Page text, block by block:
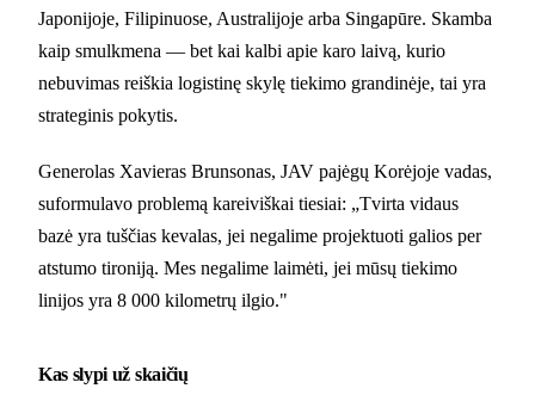
Japonijoje, Filipinuose, Australijoje arba Singapūre. Skamba
kaip smulkmena — bet kai kalbi apie karo laivą, kurio
nebuvimas reiškia logistinę skylę tiekimo grandinėje, tai yra
strateginis pokytis.
Generolas Xavieras Brunsonas, JAV pajėgų Korėjoje vadas,
suformulavo problemą kareiviškai tiesiai: „Tvirta vidaus
bazė yra tuščias kevalas, jei negalime projektuoti galios per
atstumo tironiją. Mes negalime laimėti, jei mūsų tiekimo
linijos yra 8 000 kilometrų ilgio."
Kas slypi už skaičių